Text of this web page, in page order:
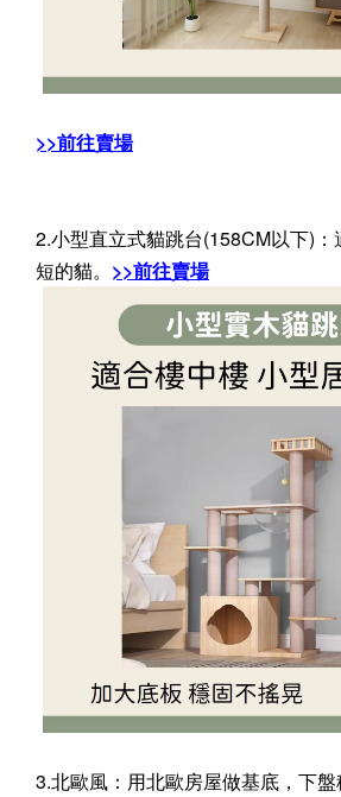
>>前往賣場
2.小型直立式貓跳台(158CM以下)
短的貓。 >>前往賣場
3.北歐風：用北歐房屋做基底，下